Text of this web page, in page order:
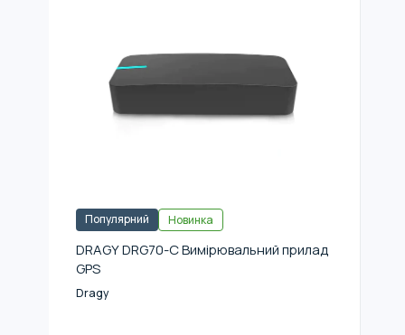
Популярний Новинка
DRAGY DRG70-C Вимірювальний прилад
GPS
Dragy